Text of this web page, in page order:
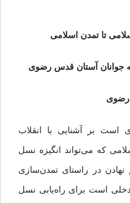
تا تمدن اسلامی
جوانان آستان قدس رضوی
رضوی
است بر آشنایی با انقلاب
که می‌تواند انگیزه نسل
نهادن در راستای تمدن‌سازی
است برای راه‌یابی نسل